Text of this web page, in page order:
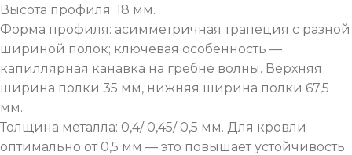
Высота профиля: 18 мм.
Форма профиля: асимметричная трапеция с разной
шириной полок; ключевая особенность —
капиллярная канавка на гребне волны. Верхняя
ширина полки 35 мм, нижняя ширина полки 67,5
мм.
Толщина металла: 0,4/ 0,45/ 0,5 мм. Для кровли
оптимально от 0,5 мм — это повышает устойчивость